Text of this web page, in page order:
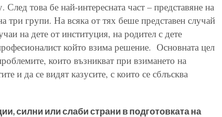
След това бе най-интересната част – представяне на
три групи. На всяка от тях беше представен случай
на дете от институция, на родител с дете
който взима решение. Основната цел
които възникват при взимането на
и да се видят казусите, с които се сблъсква
силни или слаби страни в подготовката на